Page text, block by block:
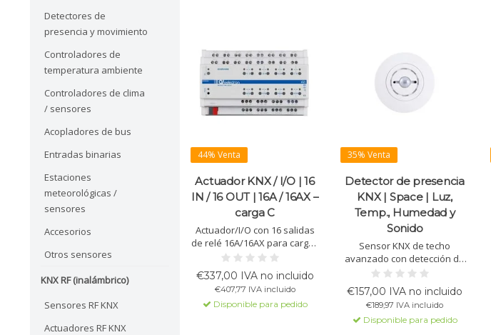
Detectores de
presencia y movimiento
Controladores de
temperatura ambiente
Controladores de clima
/ sensores
Acopladores de bus
Entradas binarias
Estaciones
meteorológicas /
sensores
Accesorios
Otros sensores
KNX RF (inalámbrico)
Sensores RF KNX
Actuadores RF KNX
44% Venta
Actuador KNX / I/O | 16
IN / 16 OUT | 16A / 16AX –
carga C
Actuador/I/O con 16 salidas
de relé 16A/16AX para cargas
C y 16 entradas libres de
potencial. Para iluminación,
HVAC, persianas y fancoils.
Admite sondas NTC,
funciones lógicas y hasta 2
€337,00 IVA no incluido
€407,77 IVA incluido
Disponible para pedido
35% Venta
Detector de presencia
KNX | Space | Luz,
Temp., Humedad y
Sonido
Sensor KNX de techo
avanzado con detección de
luz, temperatura, humedad y
sonido, con funciones de
presencia y utilización para
un control inteligente y
eficiente de la iluminación y
€157,00 IVA no incluido
€189,97 IVA incluido
Disponible para pedido